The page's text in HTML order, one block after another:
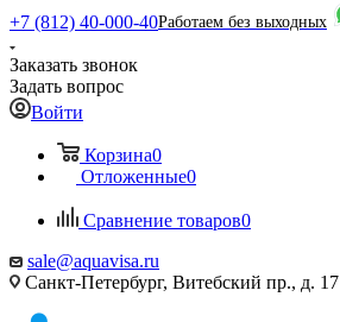
+7 (812) 40-000-40Работаем без выходных
Заказать звонок
Задать вопрос
Войти
Корзина0
Отложенные0
Сравнение товаров0
sale@aquavisa.ru
Санкт-Петербург, Витебский пр., д. 17